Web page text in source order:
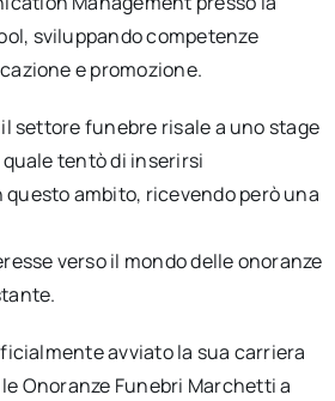
sviluppando competenze
e promozione.
settore funebre risale a uno stage
tentò di inserirsi
ambito, ricevendo però una
verso il mondo delle onoranze
avviato la sua carriera
Onoranze Funebri Marchetti a